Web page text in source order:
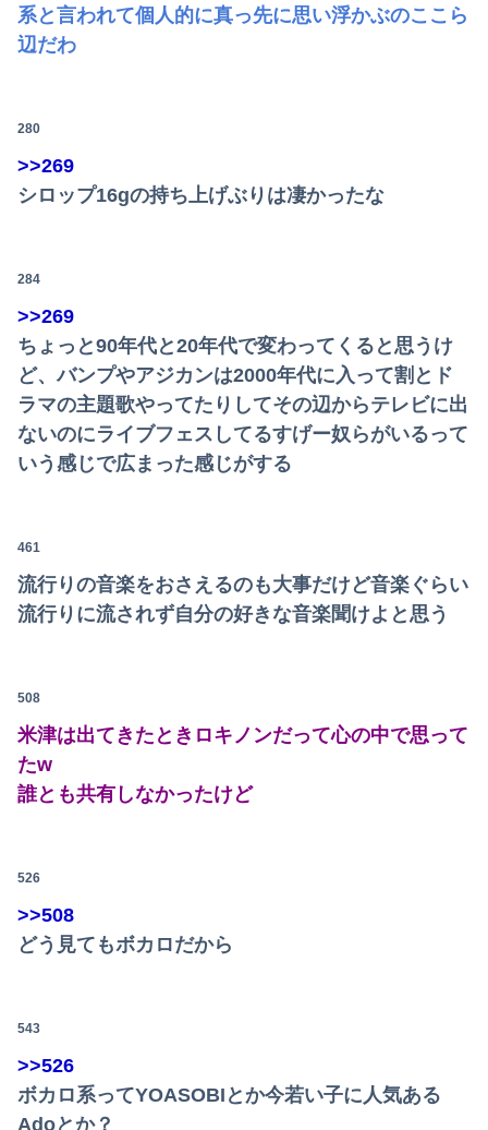
系と言われて個人的に真っ先に思い浮かぶのここら
辺だわ
280
>>269
シロップ16gの持ち上げぶりは凄かったな
284
>>269
ちょっと90年代と20年代で変わってくると思うけ
ど、バンプやアジカンは2000年代に入って割とド
ラマの主題歌やってたりしてその辺からテレビに出
ないのにライブフェスしてるすげー奴らがいるって
いう感じで広まった感じがする
461
流行りの音楽をおさえるのも大事だけど音楽ぐらい
流行りに流されず自分の好きな音楽聞けよと思う
508
米津は出てきたときロキノンだって心の中で思って
たw
誰とも共有しなかったけど
526
>>508
どう見てもボカロだから
543
>>526
ボカロ系ってYOASOBIとか今若い子に人気ある
Adoとか？